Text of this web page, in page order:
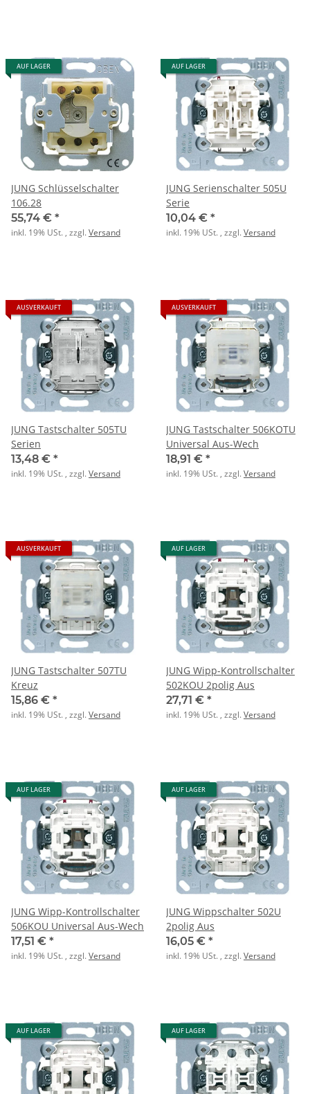
AUF LAGER
JUNG Schlüsselschalter
106.28
55,74 € *
inkl. 19% USt. , zzgl.Versand
AUF LAGER
JUNG Serienschalter 505U
Serie
10,04 € *
inkl. 19% USt. , zzgl.Versand
AUSVERKAUFT
JUNG Tastschalter 505TU
Serien
13,48 € *
inkl. 19% USt. , zzgl.Versand
AUSVERKAUFT
JUNG Tastschalter 506KOTU
Universal Aus-Wech
18,91 € *
inkl. 19% USt. , zzgl.Versand
AUSVERKAUFT
JUNG Tastschalter 507TU
Kreuz
15,86 € *
inkl. 19% USt. , zzgl.Versand
AUF LAGER
JUNG Wipp-Kontrollschalter
502KOU 2polig Aus
27,71 € *
inkl. 19% USt. , zzgl.Versand
AUF LAGER
JUNG Wipp-Kontrollschalter
506KOU Universal Aus-Wech
17,51 € *
inkl. 19% USt. , zzgl.Versand
AUF LAGER
JUNG Wippschalter 502U
2polig Aus
16,05 € *
inkl. 19% USt. , zzgl.Versand
AUF LAGER AUF LAGER